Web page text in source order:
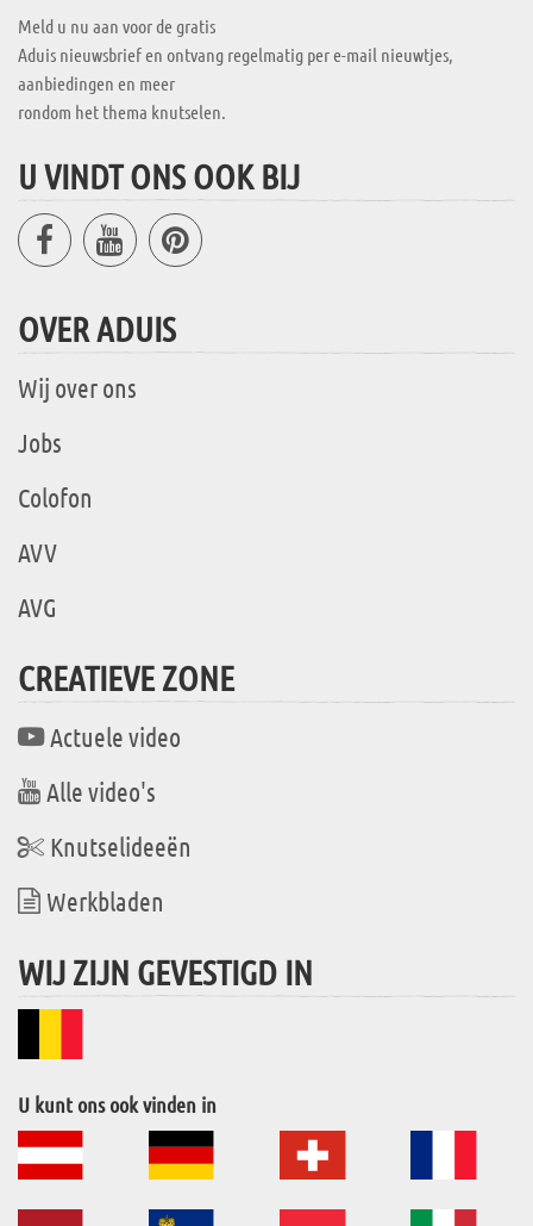
Meld u nu aan voor de gratis
Aduis nieuwsbrief en ontvang regelmatig per e-mail nieuwtjes,
aanbiedingen en meer
rondom het thema knutselen.
U VINDT ONS OOK BIJ
OVER ADUIS
Wij over ons
Jobs
Colofon
AVV
AVG
CREATIEVE ZONE
Actuele video
Alle video's
Knutselideeën
Werkbladen
WIJ ZIJN GEVESTIGD IN
U kunt ons ook vinden in